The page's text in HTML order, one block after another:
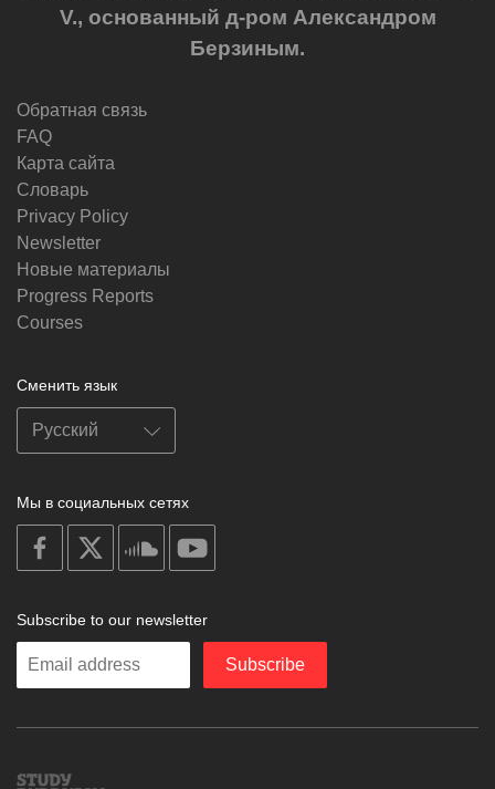
V., основанный д-ром Александром
Берзиным.
Обратная связь
FAQ
Карта сайта
Словарь
Privacy Policy
Newsletter
Новые материалы
Progress Reports
Courses
Сменить язык
Мы в социальных сетях
on
facebook
soundcloud
Subscribe to our newsletter
Enter
Subscribe
Study